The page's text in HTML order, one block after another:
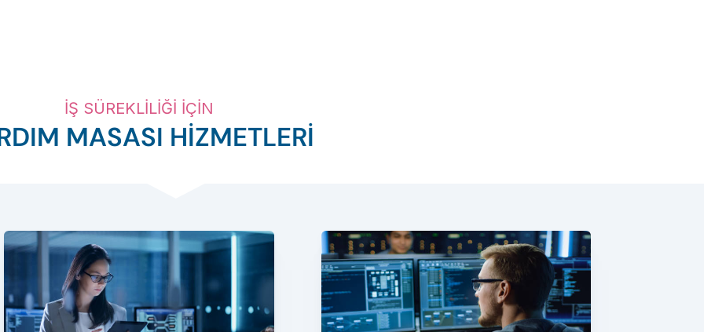
İŞ SÜREKLİLİĞİ İÇİN
MASASI HİZMETLERİ